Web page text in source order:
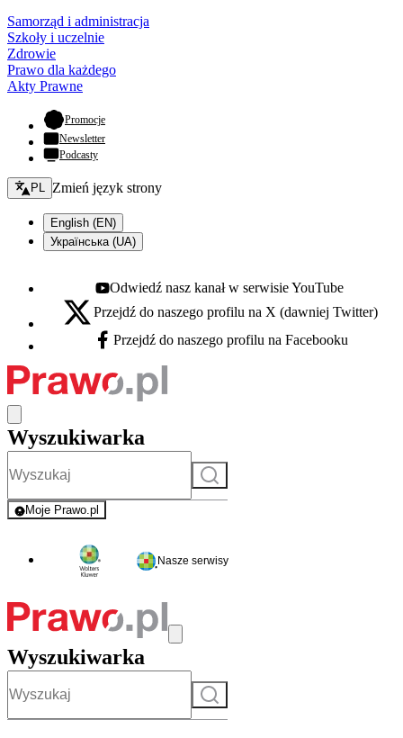
Samorząd i administracja
Szkoły i uczelnie
Zdrowie
Prawo dla każdego
Akty Prawne
Promocje- otwiera się w nowej karcie
Newsletter
Podcasty
Zmień język - bieżący:
PL Zmień język strony
English (EN)
Українська (UA)
Youtube - otwiera się w nowej karcie
Odwiedź nasz kanał w serwisie YouTube
X - otwiera się w nowej karcie
Przejdź do naszego profilu na X (dawniej Twitter)
Facebook - otwiera się w nowej karcie
Przejdź do naszego profilu na Facebooku
Wyszukiwarka
Szukaj
Moje Prawo.pl
- rejestracja i logowanie do serwisu
Nasze serwisy
Wyszukiwarka
Szukaj